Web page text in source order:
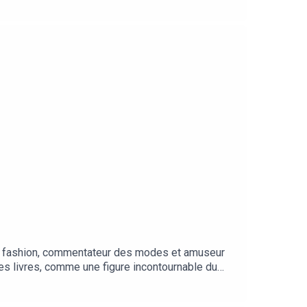
de tapis rouge. Action!
commentateur des modes et amuseur
livres, comme une figure incontournable du
de sa Bretagne natale au premier rang des